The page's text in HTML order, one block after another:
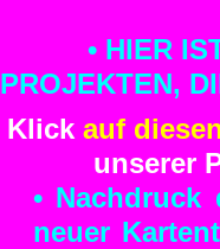
• HIER
PROJEKTEN,
Klick auf
unserer
•
neuer